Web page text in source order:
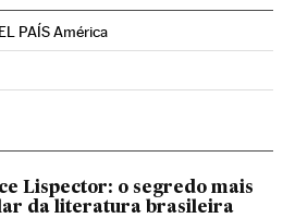
PAÍS América
Twitter
en Instagram
Brasil en Facebook
Lispector: o segredo mais
da literatura brasileira